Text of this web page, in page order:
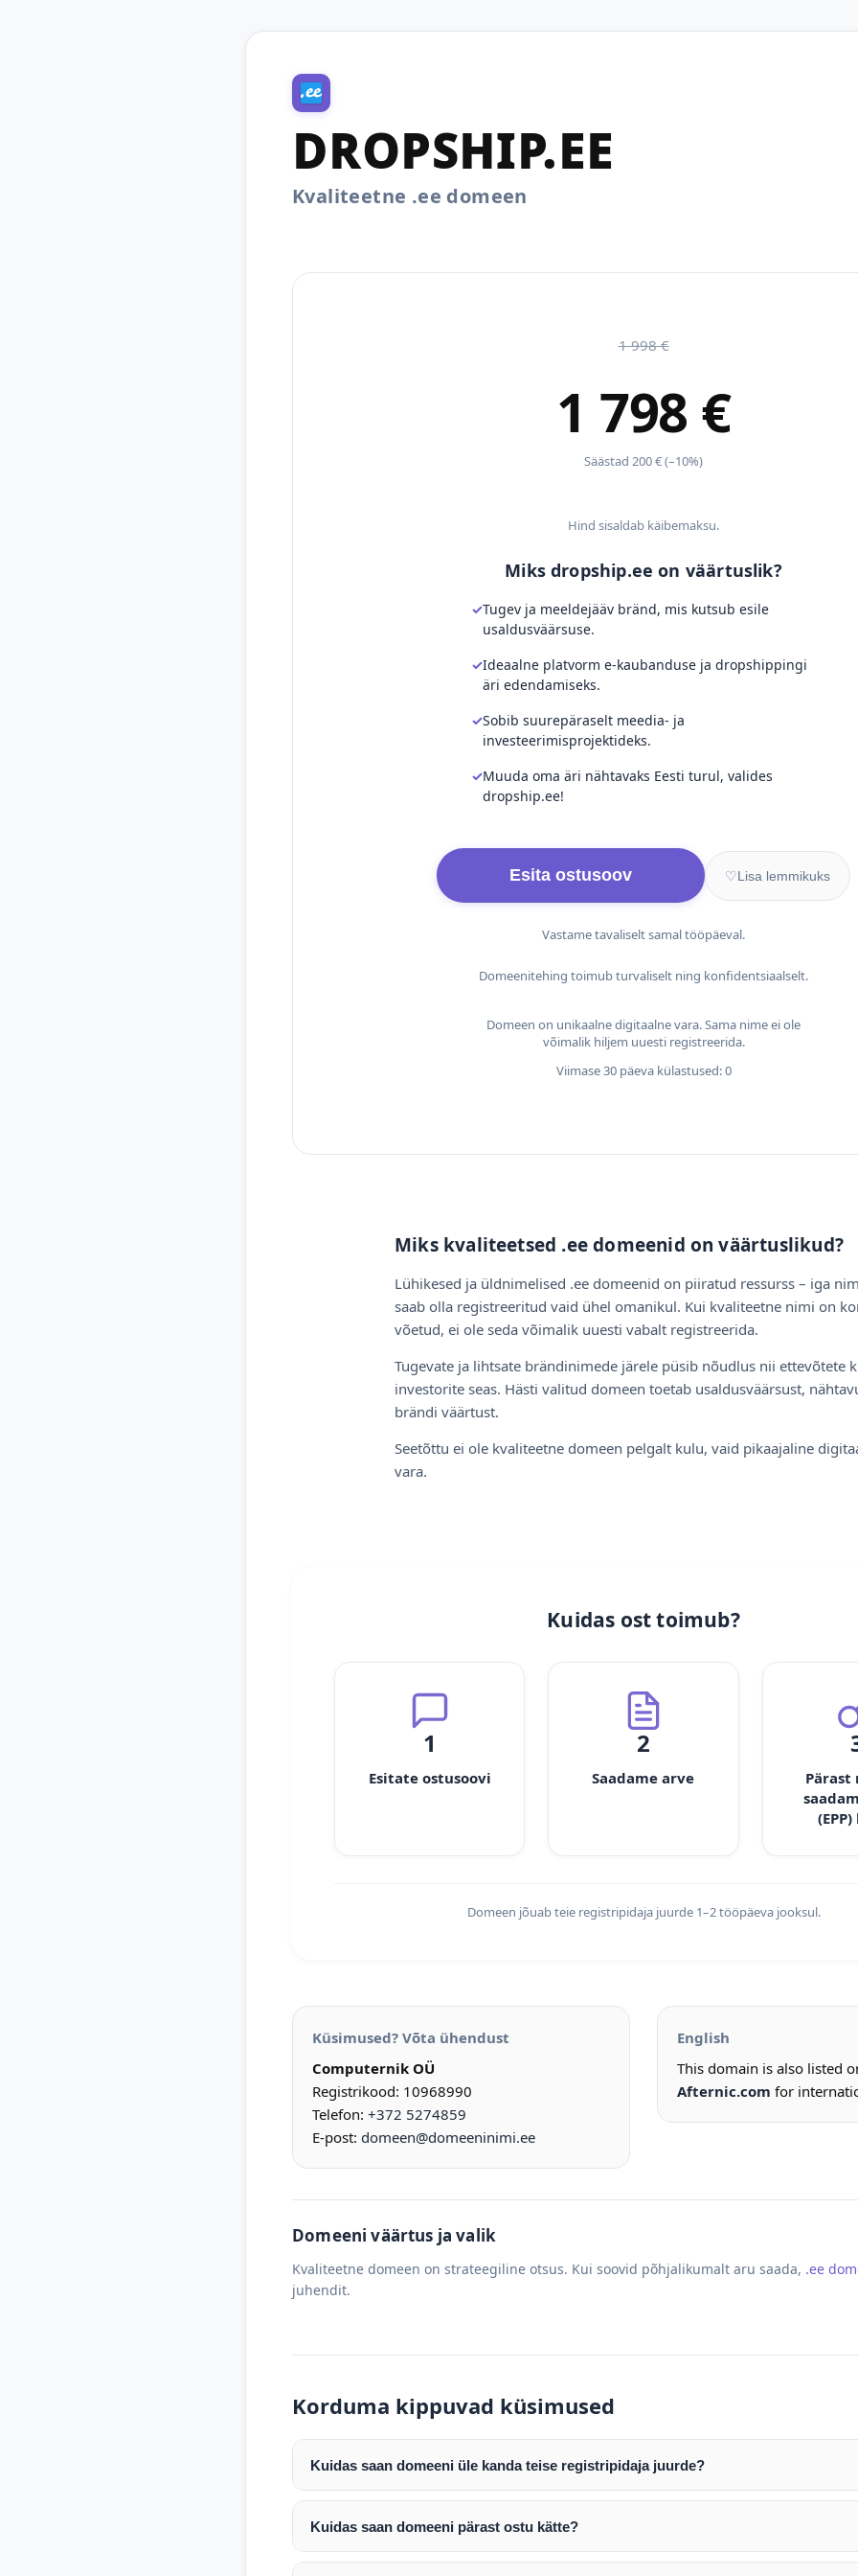
DROPSHIP.EE
Kvaliteetne .ee domeen
1 998 €
1 798 €
Säästad 200 € (–10%)
Hind sisaldab käibemaksu.
Miks dropship.ee on väärtuslik?
Tugev ja meeldejääv bränd, mis kutsub esile
usaldusväärsuse.
Ideaalne platvorm e-kaubanduse ja dropshippingi
äri edendamiseks.
Sobib suurepäraselt meedia- ja
investeerimisprojektideks.
Muuda oma äri nähtavaks Eesti turul, valides
dropship.ee!
Esita ostusoov ♡Lisa lemmikuks
Vastame tavaliselt samal tööpäeval.
Domeenitehing toimub turvaliselt ning konfidentsiaalselt.
Domeen on unikaalne digitaalne vara. Sama nime ei ole
võimalik hiljem uuesti registreerida.
Viimase 30 päeva külastused: 0
Miks kvaliteetsed .ee domeenid on väärtuslikud?
Lühikesed ja üldnimelised .ee domeenid on piiratud ressurss – iga
saab olla registreeritud vaid ühel omanikul. Kui kvaliteetne nimi on
võetud, ei ole seda võimalik uuesti vabalt registreerida.
Tugevate ja lihtsate brändinimede järele püsib nõudlus nii ettevõtete
investorite seas. Hästi valitud domeen toetab usaldusväärsust,
brändi väärtust.
Seetõttu ei ole kvaliteetne domeen pelgalt kulu, vaid pikaajaline
vara.
Kuidas ost toimub?
1
Esitate ostusoovi
2
Saadame arve
Pärast
Domeen jõuab teie registripidaja juurde 1–2 tööpäeva jooksul.
Küsimused? Võta ühendust
Computernik OÜ
Registrikood: 10968990
Telefon: +372 5274859
E-post: domeen@domeeninimi.ee
English
This domain is also listed
Afternic.com for
Domeeni väärtus ja valik
Kvaliteetne domeen on strateegiline otsus. Kui soovid põhjalikumalt aru saada, .ee
juhendit.
Korduma kippuvad küsimused
Kuidas saan domeeni üle kanda teise registripidaja juurde?
Pärast makse laekumist edastame teile domeeni AUTH (EPP) koodi. Selle abil saate
enda valitud registripidaja juurde.
Domeeni ülekandmine toimub registripidajate vahelise protsessina ning võib võtta
Kuidas saan domeeni pärast ostu kätte?
Pärast ostu vormistamist väljastame arve. Maksekinnituse järel edastame teile